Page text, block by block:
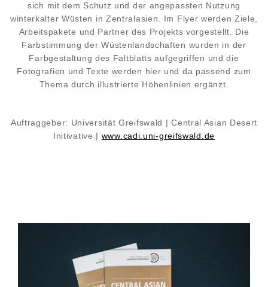
sich mit dem Schutz und der angepassten Nutzung
winterkalter Wüsten in Zentralasien. Im Flyer werden Ziele,
Arbeitspakete und Partner des Projekts vorgestellt. Die
Farbstimmung der Wüstenlandschaften wurden in der
Farbgestaltung des Faltblatts aufgegriffen und die
Fotografien und Texte werden hier und da passend zum
Thema durch illustrierte Höhenlinien ergänzt.
Auftraggeber: Universität Greifswald | Central Asian Desert
Initivative | www.cadi.uni-greifswald.de